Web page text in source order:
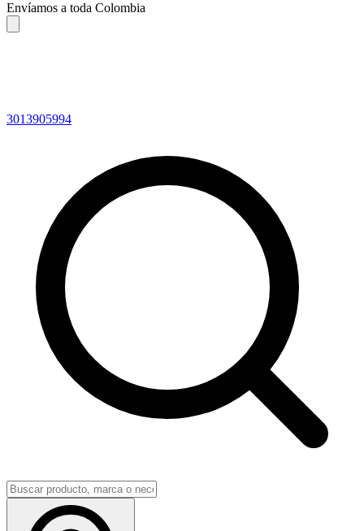
Envíamos a toda Colombia
3013905994